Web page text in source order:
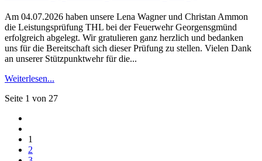
Am 04.07.2026 haben unsere Lena Wagner und Christan Ammon
die Leistungsprüfung THL bei der Feuerwehr Georgensgmünd
erfolgreich abgelegt. Wir gratulieren ganz herzlich und bedanken
uns für die Bereitschaft sich dieser Prüfung zu stellen. Vielen Dank
an unserer Stützpunktwehr für die...
Weiterlesen...
Seite 1 von 27
1
2